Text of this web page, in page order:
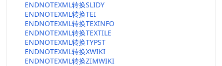
ENDNOTEXML转换SLIDY
ENDNOTEXML转换TEI
ENDNOTEXML转换TEXINFO
ENDNOTEXML转换TEXTILE
ENDNOTEXML转换TYPST
ENDNOTEXML转换XWIKI
ENDNOTEXML转换ZIMWIKI